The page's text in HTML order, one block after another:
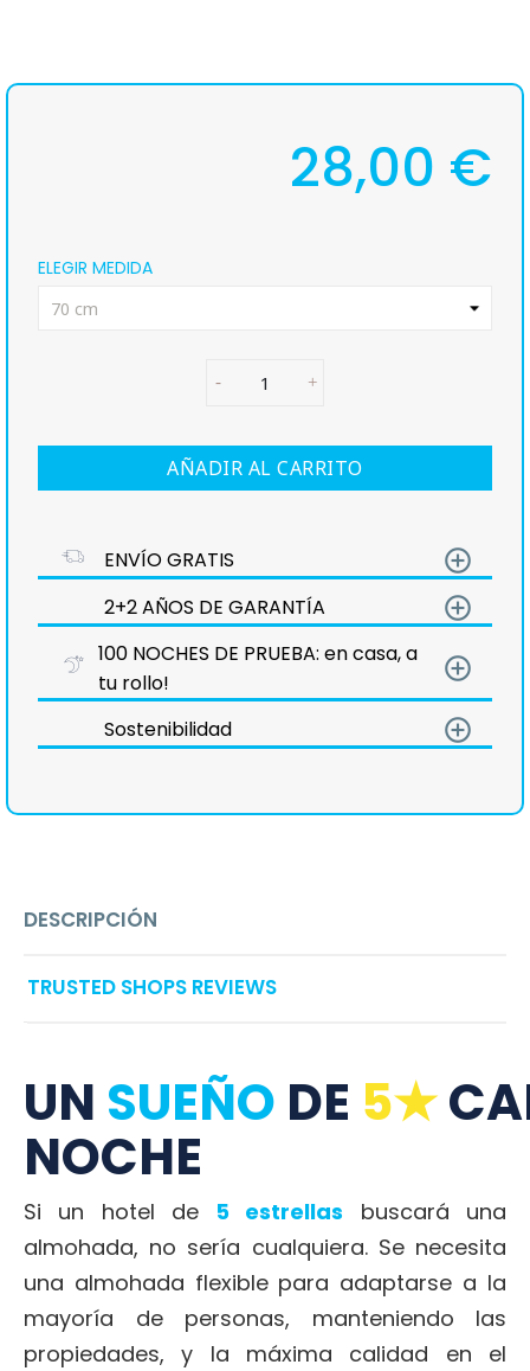
28,00 €
ELEGIR MEDIDA
AÑADIR AL CARRITO
ENVÍO GRATIS add_circle_outline
2+2 AÑOS DE GARANTÍA add_circle_outline
100 NOCHES DE PRUEBA: en casa, a
tu rollo!
add_circle_outline
Sostenibilidad add_circle_outline
DESCRIPCIÓN
TRUSTED SHOPS REVIEWS
UN SUEÑO DE 5★
NOCHE
Si un hotel de 5 estrellas buscará una
almohada, no sería cualquiera. Se necesita
una almohada flexible para adaptarse a la
mayoría de personas, manteniendo las
propiedades,y la máxima calidad en el